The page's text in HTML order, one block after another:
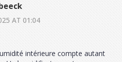
AT 01:04
intérieure compte autant